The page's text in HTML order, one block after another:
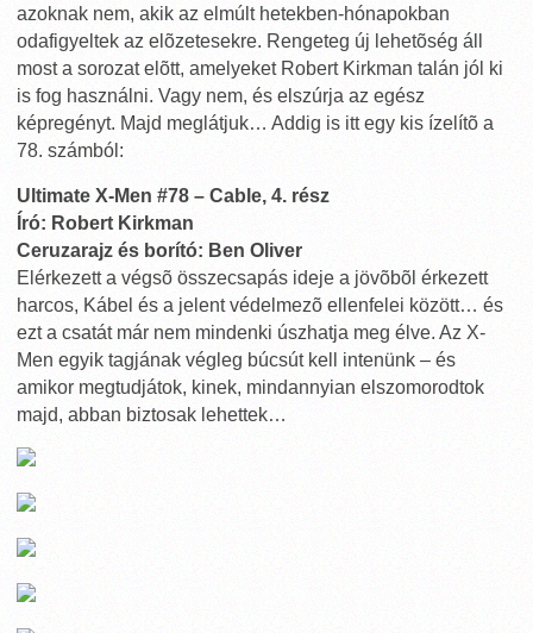
azoknak nem, akik az elmúlt hetekben-hónapokban
odafigyeltek az elõzetesekre. Rengeteg új lehetõség áll
most a sorozat elõtt, amelyeket Robert Kirkman talán jól ki
is fog használni. Vagy nem, és elszúrja az egész
képregényt. Majd meglátjuk… Addig is itt egy kis ízelítõ a
78. számból:
Ultimate X-Men #78 – Cable, 4. rész
Író: Robert Kirkman
Ceruzarajz és borító: Ben Oliver
Elérkezett a végsõ összecsapás ideje a jövõbõl érkezett
harcos, Kábel és a jelent védelmezõ ellenfelei között… és
ezt a csatát már nem mindenki úszhatja meg élve. Az X-
Men egyik tagjának végleg búcsút kell intenünk – és
amikor megtudjátok, kinek, mindannyian elszomorodtok
majd, abban biztosak lehettek…